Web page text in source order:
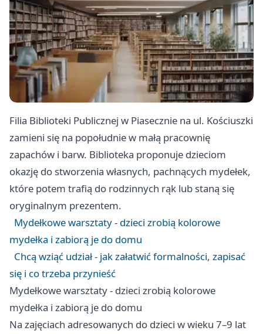
Filia Biblioteki Publicznej w Piasecznie na ul. Kościuszki
zamieni się na popołudnie w małą pracownię
zapachów i barw. Biblioteka proponuje dzieciom
okazję do stworzenia własnych, pachnących mydełek,
które potem trafią do rodzinnych rąk lub staną się
oryginalnym prezentem.
Mydełkowe warsztaty - dzieci zrobią kolorowe
mydełka i zabiorą je do domu
Chcą wziąć udział - jak załatwić formalności, zapisać
się i co trzeba przynieść
Mydełkowe warsztaty - dzieci zrobią kolorowe
mydełka i zabiorą je do domu
Na zajęciach adresowanych do dzieci w wieku 7–9 lat